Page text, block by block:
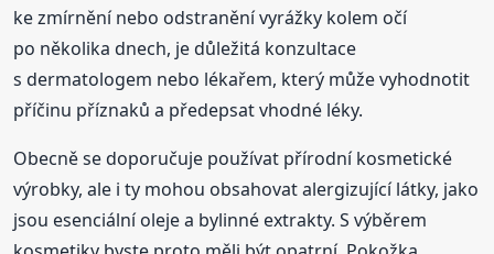
ke zmírnění nebo odstranění vyrážky kolem očí
po několika dnech, je důležitá konzultace
s dermatologem nebo lékařem, který může vyhodnotit
příčinu příznaků a předepsat vhodné léky.
Obecně se doporučuje používat přírodní kosmetické
výrobky, ale i ty mohou obsahovat alergizující látky, jako
jsou esenciální oleje a bylinné extrakty. S výběrem